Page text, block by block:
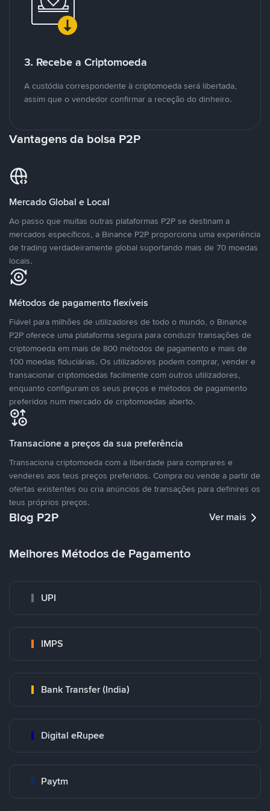
3. Recebe a Criptomoeda
A custódia correspondente à criptomoeda será libertada,
assim que o vendedor confirmar a receção do dinheiro.
Vantagens da bolsa P2P
Mercado Global e Local
Ao passo que muitas outras plataformas P2P se destinam a
mercados específicos, a Binance P2P proporciona uma experiência
de trading verdadeiramente global suportando mais de 70 moedas
locais.
Métodos de pagamento flexíveis
Fiável para milhões de utilizadores de todo o mundo, o Binance
P2P oferece uma plataforma segura para conduzir transações de
criptomoeda em mais de 800 métodos de pagamento e mais de
100 moedas fiduciárias. Os utilizadores podem comprar, vender e
transacionar criptomoedas facilmente com outros utilizadores,
enquanto configuram os seus preços e métodos de pagamento
preferidos num mercado de criptomoedas aberto.
Transacione a preços da sua preferência
Transaciona criptomoeda com a liberdade para comprares e
venderes aos teus preços preferidos. Compra ou vende a partir de
ofertas existentes ou cria anúncios de transações para definires os
teus próprios preços.
Blog P2P Ver mais
Melhores Métodos de Pagamento
UPI
IMPS
Bank Transfer (India)
Digital eRupee
Paytm